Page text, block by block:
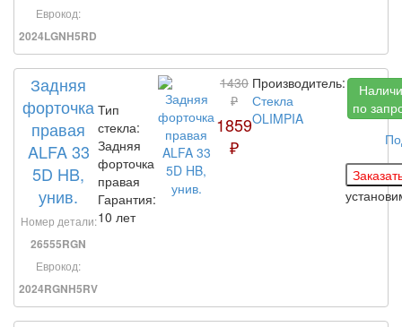
Еврокод:
2024LGNH5RD
Задняя
форточка
правая
ALFA 33
5D HB,
унив.
Номер детали:
26555RGN
Еврокод:
2024RGNH5RV
Тип
стекла:
Задняя
форточка
правая
Гарантия:
10 лет
1430
₽
1859
₽
Производитель:
Стекла
OLIMPIA
по